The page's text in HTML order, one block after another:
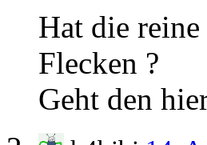
Hat die reine
Flecken ?
Geht den